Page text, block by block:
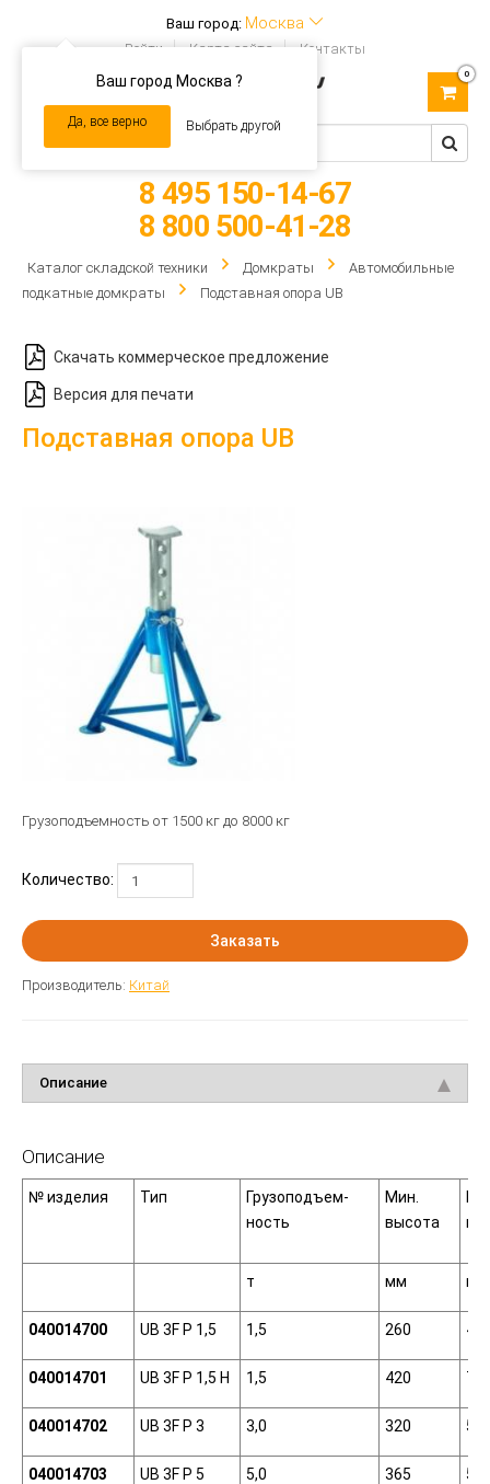
Ваш город: Москва
Ваш город Москва ?
Да, все верно Выбрать другой
Войти Карта сайта Контакты
navigation
0
8 495 150-14-67
8 800 500-41-28
Каталог складской техники Домкраты
Автомобильные
подкатные домкраты
Подставная опора UB
Скачать коммерческое предложение
Версия для печати
Подставная опора UB
Грузоподъемность от 1500 кг до 8000 кг
Количество:
Заказать
Производитель: Китай
Описание
Описание
№ изделия Тип
Грузоподъем-
ность
Мин.
высота
т мм мм
040014700 UB 3F Р 1,5 1,5 260
040014701 UB 3F Р 1,5 Н 1,5 420
040014702 UB 3F Р 3 3,0 320
040014703 UB 3F Р 5 5,0 365